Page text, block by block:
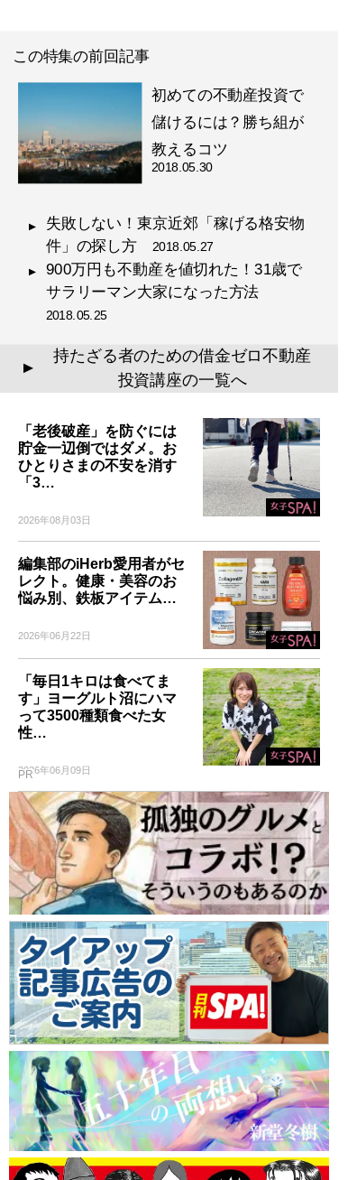
この特集の前回記事
初めての不動産投資で
儲けるには？勝ち組が
教えるコツ
2018.05.30
失敗しない！東京近郊「稼げる格安物
件」の探し方2018.05.27
900万円も不動産を値切れた！31歳で
サラリーマン大家になった方法
2018.05.25
▲
持たざる者のための借金ゼロ不動産
投資講座の一覧へ
「老後破産」を防ぐには
貯金一辺倒ではダメ。お
ひとりさまの不安を消す
「3…
2026年08月03日
編集部のiHerb愛用者がセ
レクト。健康・美容のお
悩み別、鉄板アイテム…
2026年06月22日
「毎日1キロは食べてま
す」ヨーグルト沼にハマ
って3500種類食べた女
性…
2026年06月09日
PR